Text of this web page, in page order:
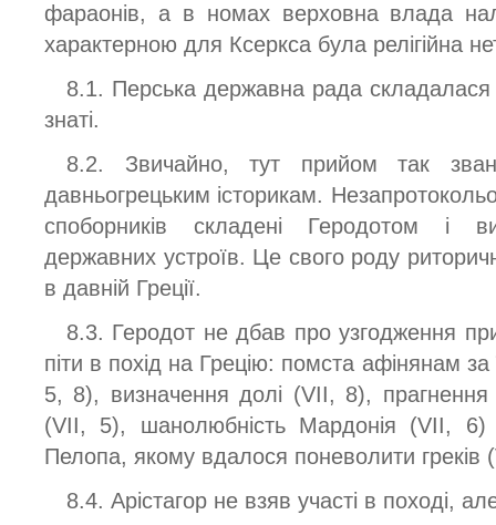
фараонів, а в номах верховна влада
характерною для Ксеркса була релігійна
8.1. Перська державна рада складалася
знаті.
8.2. Звичайно, тут прийом так
давньогрецьким історикам.
споборників складені Геродотом і
державних устроїв. Це свого роду
в давній Греції.
8.3. Геродот не дбав про узгодження
піти в похід на Грецію: помста афінянам
5, 8), визначення долі (VII, 8),
(VII, 5), шанолюбність Мардонія (VII, 6)
Пелопа, якому вдалося поневолити греків
8.4. Арістагор не взяв участі в поході,